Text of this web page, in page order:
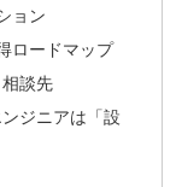
ョン
ロードマップ
談先
ジニアは「設